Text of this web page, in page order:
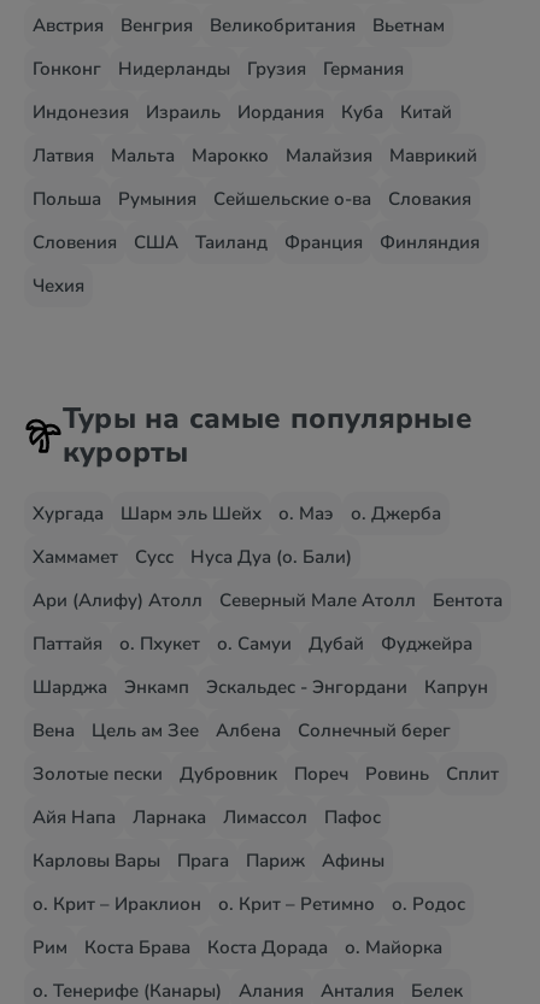
Австрия
Венгрия Великобритания
Вьетнам
Гонконг
Нидерланды Грузия
Германия
Индонезия
Израиль Иордания Куба
Китай
Латвия
Мальта Марокко Малайзия
Маврикий
Польша
Румыния Сейшельские о-ва
Словакия
Словения
США Таиланд Франция
Финляндия
Чехия
Туры на самые популярные
курорты
Хургада Шарм эль Шейх о. Маэ
о. Джерба
Хаммамет
Сусс
Нуса Дуа (о. Бали)
Ари (Алифу) Атолл
Северный Мале Атолл
Бентота
Паттайя
о. Пхукет о. Самуи Дубай
Фуджейра
Шарджа
Энкамп Эскальдес - Энгордани
Капрун
Вена
Цель ам Зее Албена
Солнечный берег
Золотые пески
Дубровник Пореч Ровинь
Сплит
Айя Напа
Ларнака Лимассол
Пафос
Карловы Вары
Прага Париж
Афины
о. Крит – Ираклион
о. Крит – Ретимно
о. Родос
Рим
Коста Брава Коста Дорада
о. Майорка
о. Тенерифе (Канары)
Алания Анталия
Белек